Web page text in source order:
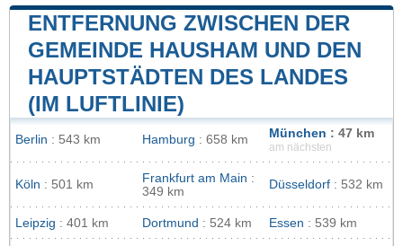
ENTFERNUNG ZWISCHEN DER
GEMEINDE HAUSHAM UND DEN
HAUPTSTÄDTEN DES LANDES
(IM LUFTLINIE)
Berlin : 543 km Hamburg : 658 km München : 47 km
am nächsten
Köln : 501 km Frankfurt am Main :
349 km
Düsseldorf : 532 km
Leipzig : 401 km Dortmund : 524 km Essen : 539 km